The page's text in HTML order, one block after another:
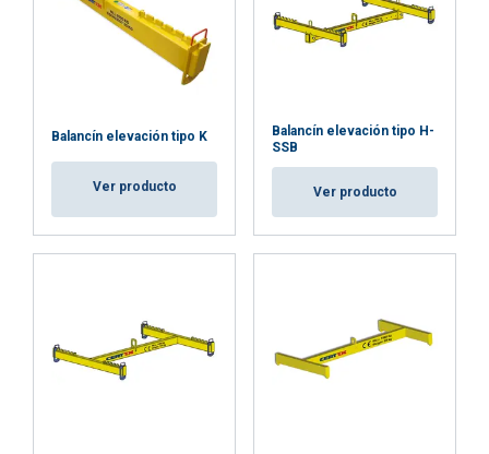
Balancín elevación tipo K
Ver producto
Balancín elevación tipo H-
SSB
Ver producto
RECHAZAR TODO
Politica cookies